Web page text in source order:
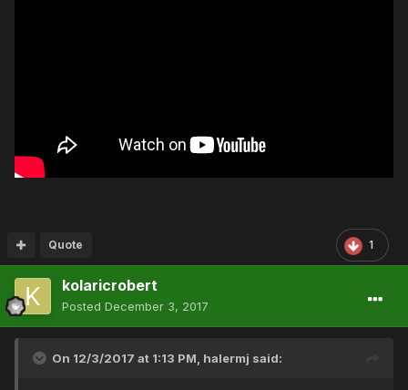
1
Quote
kolaricrobert
Posted December 3, 2017
On 12/3/2017 at 1:13 PM, halermj said: